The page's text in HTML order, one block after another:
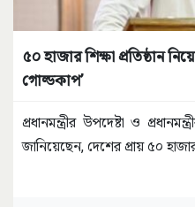
৫০ হাজার শিক্ষা প্রতিষ্ঠান
গোল্ডকাপ’
প্রধানমন্ত্রীর উপদেষ্টা ও
জানিয়েছেন, দেশের প্রায় ৫০ হাজার